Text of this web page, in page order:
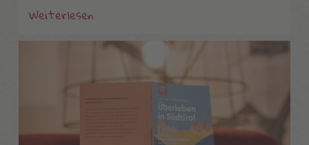
Weiterlesen